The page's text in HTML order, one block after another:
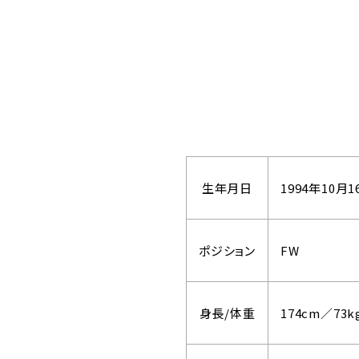
生年月日 1994年10月
ポジション FW
身長/体重 174cm／